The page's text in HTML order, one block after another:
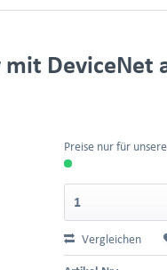
DeviceNet
Preise nur für
Vergleichen